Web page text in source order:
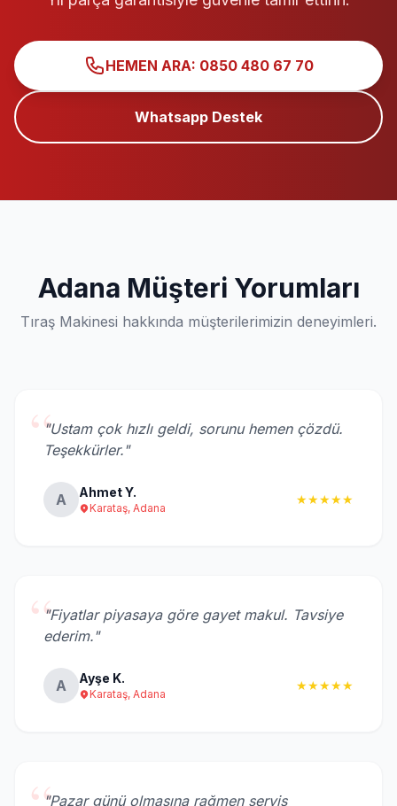
HEMEN ARA: 0850 480 67 70
Whatsapp Destek
Adana Müşteri Yorumları
Tıraş Makinesi hakkında müşterilerimizin deneyimleri.
“"Ustam çok hızlı geldi, sorunu hemen çözdü.
Teşekkürler."
A Ahmet Y.
Karataş, Adana
★★★★★
“"Fiyatlar piyasaya göre gayet makul. Tavsiye
ederim."
A Ayşe K.
Karataş, Adana
★★★★★
"Pazar günü olmasına rağmen servis